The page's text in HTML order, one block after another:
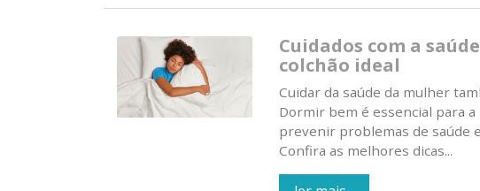
Cuidados com a
colchão ideal
Cuidar da saúde da mulher
Dormir bem é essencial para
prevenir problemas de saúde
Confira as melhores dicas...